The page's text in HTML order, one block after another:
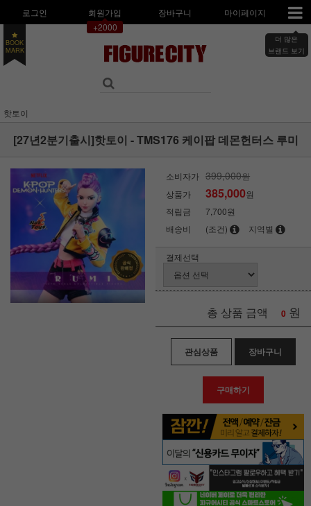
로그인
회원가입
+2000
장바구니 마이페이지
더 많은
브랜드 보기
BOOK
MARK
핫토이
[27년2분기출시]핫토이 - TMS176 케이팝 데몬헌터스 루미
소비자가 399,000원
상품가
385,000원
적립금
7,700원
배송비
(조건) 지역별
결제선택
총 상품 금액 0 원
관심상품 장바구니
구매하기